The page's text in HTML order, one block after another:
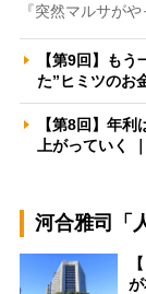
『突然マルサが
【第9回】も
た”ヒミツのお
【第8回】年
上がっていく
河合雅司「